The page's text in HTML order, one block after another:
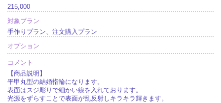
215,000
対象プラン
手作りプラン、注文購入プラン
オプション
コメント
【商品説明】
平甲丸型の結婚指輪になります。
表面はスジ彫りで細かい線を入れております。
光源をずらすことで表面が乱反射しキラキラ輝きます。